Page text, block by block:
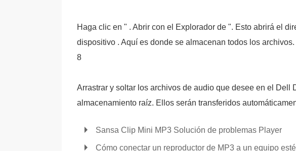
Haga clic en " . Abrir con el Explorador de ". Esto abrirá el
dispositivo . Aquí es donde se almacenan todos los archivos.
8
Arrastrar y soltar los archivos de audio que desee en el Dell
almacenamiento raíz. Ellos serán transferidos
Sansa Clip Mini MP3 Solución de problemas Player
Cómo conectar un reproductor de MP3 a un equipo